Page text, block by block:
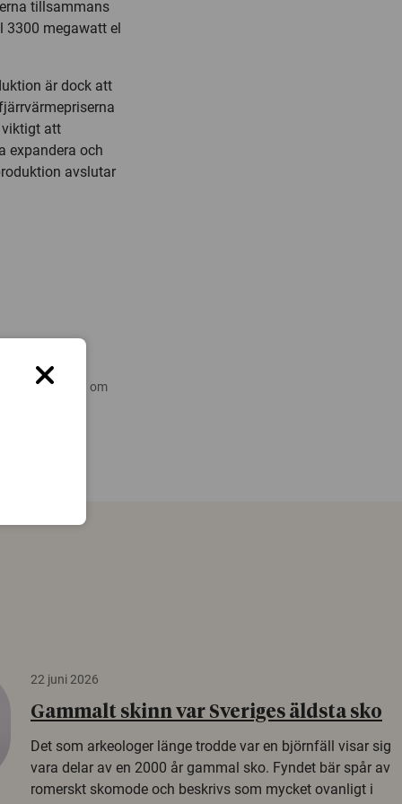
tillsammans
3300 megawatt el
är dock att
viktigt att
expandera och
avslutar
forskning om
22 juni 2026
Gammalt skinn var Sveriges äldsta sko
Det som arkeologer länge trodde var en björnfäll visar sig
vara delar av en 2000 år gammal sko. Fyndet bär spår av
romerskt skomode och beskrivs som mycket ovanligt i